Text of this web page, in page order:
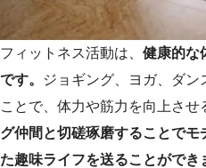
フィットネス活動は、 健康的な
です。
ジョギング、ヨガ、ダ
ことで、体力や筋力を向上させ
グ仲間と切磋琢磨することで
た趣味ライフを送ることができ